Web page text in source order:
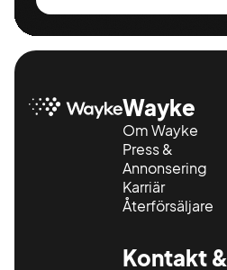
Wayke
Om Wayke
Press &
Annonsering
Karriär
Återförsäljare
Kontakt &